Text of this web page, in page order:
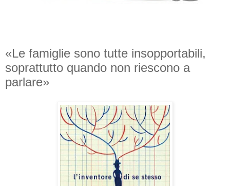
«Le famiglie sono tutte insopportabili,
soprattutto quando non riescono a
parlare»